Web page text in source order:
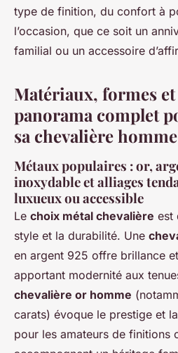
type de finition, du confort à
l’occasion, que ce soit un
familial ou un accessoire
Matériaux, formes
panorama complet
sa chevalière homme
Métaux populaires : or,
inoxydable et alliages
luxueux ou accessible
Le choix métal chevalière est
style et la durabilité. Une
en argent 925 offre brillance
apportant modernité aux
chevalière or homme
carats) évoque le prestige et
pour les amateurs de finitions